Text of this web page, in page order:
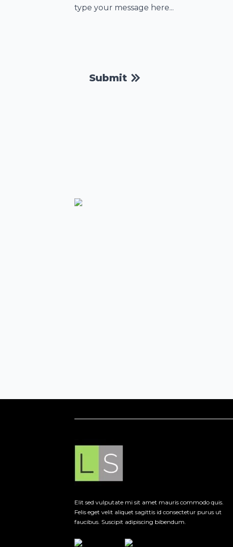
*
Submit
Elit sed vulputate mi sit amet mauris commodo quis.
Felis eget velit aliquet sagittis id consectetur purus ut
faucibus. Suscipit adipiscing bibendum.